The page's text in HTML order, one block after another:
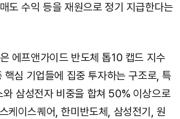
도 수익 등을 재원으로 정기 지급한다는
에프앤가이드 반도체 톱10 캡드 지수
핵심 기업들에 집중 투자하는 구조로, 특
와 삼성전자 비중을 합쳐 50% 이상으로
케이스퀘어, 한미반도체, 삼성전기, 원